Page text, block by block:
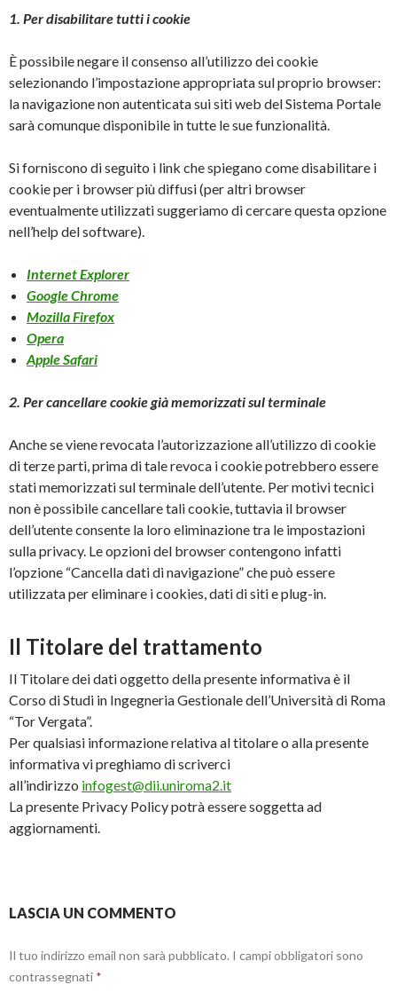
1. Per disabilitare tutti i cookie
È possibile negare il consenso all’utilizzo dei cookie
selezionando l’impostazione appropriata sul proprio browser:
la navigazione non autenticata sui siti web del Sistema Portale
sarà comunque disponibile in tutte le sue funzionalità.
Si forniscono di seguito i link che spiegano come disabilitare i
cookie per i browser più diffusi (per altri browser
eventualmente utilizzati suggeriamo di cercare questa opzione
nell’help del software).
Internet Explorer
Google Chrome
Mozilla Firefox
Opera
Apple Safari
2. Per cancellare cookie già memorizzati sul terminale
Anche se viene revocata l’autorizzazione all’utilizzo di cookie
di terze parti, prima di tale revoca i cookie potrebbero essere
stati memorizzati sul terminale dell’utente. Per motivi tecnici
non è possibile cancellare tali cookie, tuttavia il browser
dell’utente consente la loro eliminazione tra le impostazioni
sulla privacy. Le opzioni del browser contengono infatti
l’opzione “Cancella dati di navigazione” che può essere
utilizzata per eliminare i cookies, dati di siti e plug-in.
Il Titolare del trattamento
Il Titolare dei dati oggetto della presente informativa è il
Corso di Studi in Ingegneria Gestionale dell’Università di Roma
“Tor Vergata”.
Per qualsiasi informazione relativa al titolare o alla presente
informativa vi preghiamo di scriverci
all’indirizzo infogest@dii.uniroma2.it
La presente Privacy Policy potrà essere soggetta ad
aggiornamenti.
LASCIA UN COMMENTO
Il tuo indirizzo email non sarà pubblicato. I campi obbligatori sono
contrassegnati *